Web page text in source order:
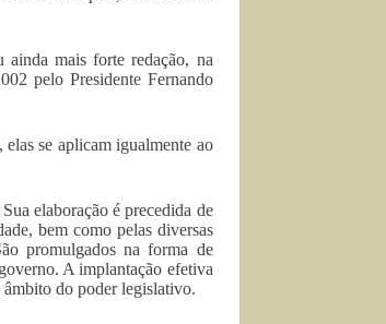
ainda mais forte redação, na
pelo Presidente Fernando
se aplicam igualmente ao
elaboração é precedida de
bem como pelas diversas
promulgados na forma de
A implantação efetiva
âmbito do poder legislativo.